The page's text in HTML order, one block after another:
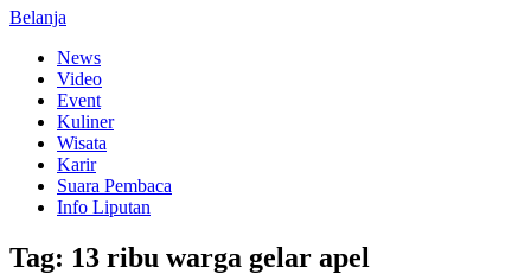
Belanja
News
Video
Event
Kuliner
Wisata
Karir
Suara Pembaca
Info Liputan
Tag: 13 ribu warga gelar apel